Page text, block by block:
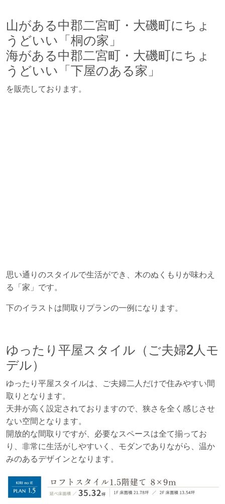
山がある中郡二宮町・大磯町にちょ
うどいい「桐の家」
海がある中郡二宮町・大磯町にちょ
うどいい「下屋のある家」
を販売しております。
思い通りのスタイルで生活ができ、木のぬくもりが味わえ
る「家」です。
下のイラストは間取りプランの一例になります。
ゆったり平屋スタイル（ご夫婦2人モ
デル）
ゆったり平屋スタイルは、ご夫婦二人だけで住みやすい間
取りとなります。
天井が高く設定されておりますので、狭さを全く感じさせ
ない空間となります。
開放的な間取りですが、必要なスペースは全て揃ってお
り、非常に生活がしやすいく、モダンでありながら、温か
みのあるデザインとなります。